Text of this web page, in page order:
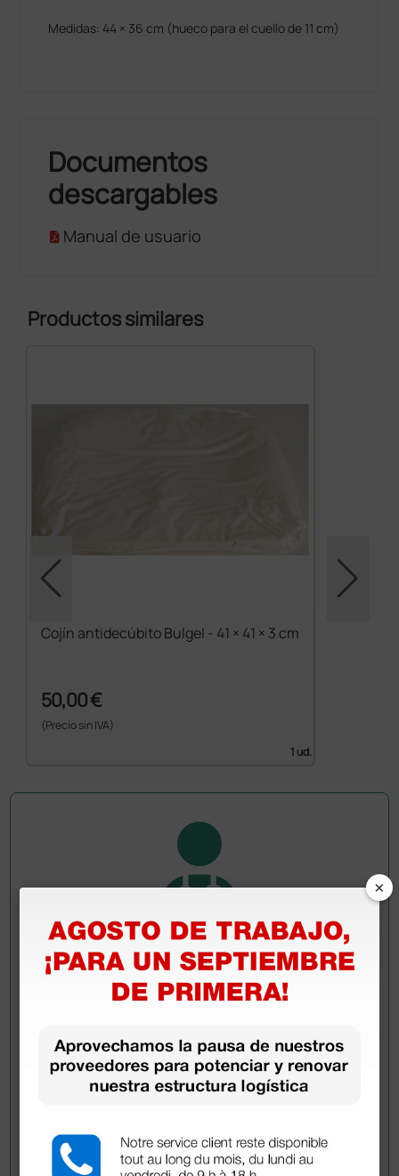
Medidas: 44 × 36 cm (hueco para el cuello de 11 cm)
Documentos
descargables
Manual de usuario
Productos similares
Cojín antidecúbito Bulgel - 41 × 41 × 3 cm
50,00 €
(Precio sin IVA)
1 ud.
Pregúntale a un colega
¿Todavía tienes alguna duda? ¿Necesitas más
información?
han adquirido este producto.
×